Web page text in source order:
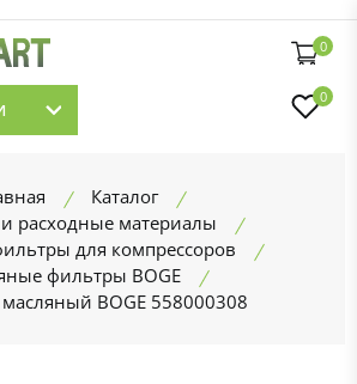
0
0
Каталог
расходные материалы
для компрессоров
фильтры BOGE
BOGE 558000308